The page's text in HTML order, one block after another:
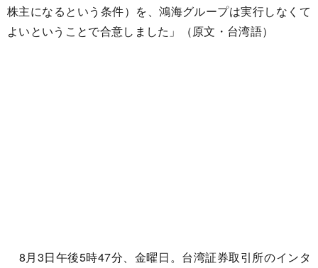
株主になるという条件）を、鴻海グループは実行しなくて
よいということで合意しました」（原文・台湾語）
8月3日午後5時47分、金曜日。台湾証券取引所のインタ